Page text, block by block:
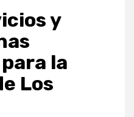
y
la
Los